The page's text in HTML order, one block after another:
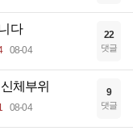
다
08-04
22
댓글
체부위
08-04
9
댓글